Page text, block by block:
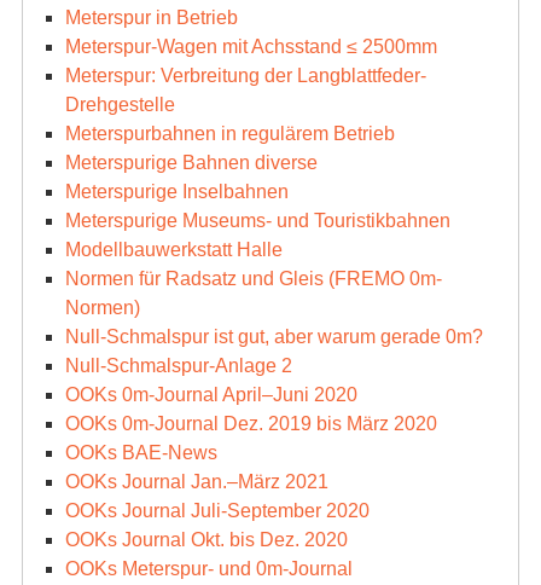
Meterspur in Betrieb
Meterspur-Wagen mit Achsstand ≤ 2500mm
Meterspur: Verbreitung der Langblattfeder-
Drehgestelle
Meterspurbahnen in regulärem Betrieb
Meterspurige Bahnen diverse
Meterspurige Inselbahnen
Meterspurige Museums- und Touristikbahnen
Modellbauwerkstatt Halle
Normen für Radsatz und Gleis (FREMO 0m-
Normen)
Null-Schmalspur ist gut, aber warum gerade 0m?
Null-Schmalspur-Anlage 2
OOKs 0m-Journal April–Juni 2020
OOKs 0m-Journal Dez. 2019 bis März 2020
OOKs BAE-News
OOKs Journal Jan.–März 2021
OOKs Journal Juli-September 2020
OOKs Journal Okt. bis Dez. 2020
OOKs Meterspur- und 0m-Journal